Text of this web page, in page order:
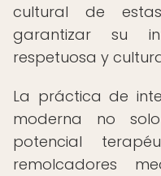
cultural de
garantizar su
respetuosa y
La práctica de
moderna no
potencial
remolcadores